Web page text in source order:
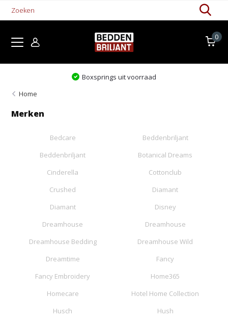
0
Boxsprings uit voorraad
Home
Merken
Bedcare
Beddenbriljant
Beddenbriljant
Botanical Dreams
Cinderella
Cottonclub
Crushed
Diamant
Diamant
Disney
Dreamhouse
Dreamhouse
Dreamhouse Bedding
Dreamhouse Wild
Dreamtime
Fancy
Fancy Embroidery
Home365
Homecare
Hotel Home Collection
Husch
Hush